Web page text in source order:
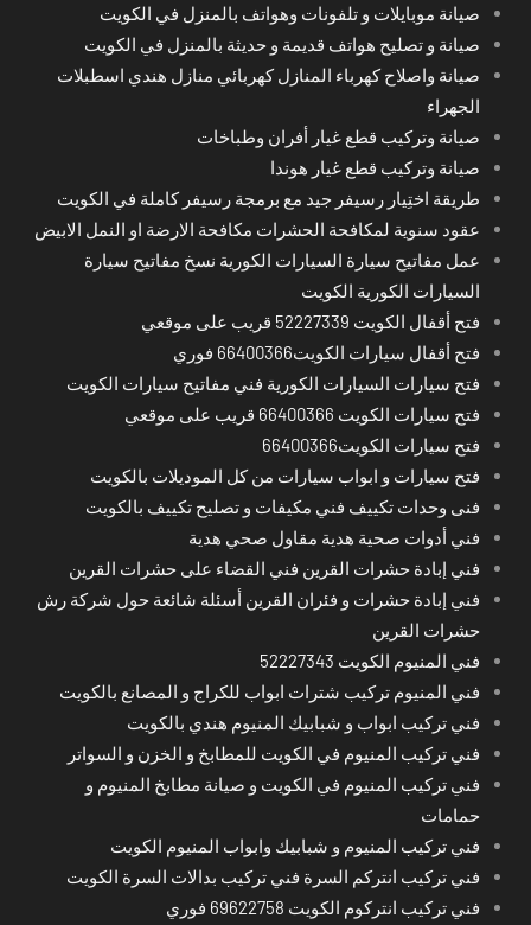
صيانة موبايلات و تلفونات وهواتف بالمنزل في الكويت
صيانة و تصليح هواتف قديمة و حديثة بالمنزل في الكويت
صيانة واصلاح كهرباء المنازل كهربائي منازل هندي اسطبلات
الجهراء
صيانة وتركيب قطع غيار أفران وطباخات
صيانة وتركيب قطع غيار هوندا
طريقة اختِيار رسيفر جيد مع برمجة رسيفر كاملة في الكويت
عقود سنوية لمكافحة الحشرات مكافحة الارضة او النمل الابيض
عمل مفاتيح سيارة السيارات الكورية نسخ مفاتيح سيارة
السيارات الكورية الكويت
فتح أقفال الكويت 52227339 قريب على موقعي
فتح أقفال سيارات الكويت66400366 فوري
فتح سيارات السيارات الكورية فني مفاتيح سيارات الكويت
فتح سيارات الكويت 66400366 قريب على موقعي
فتح سيارات الكويت66400366
فتح سيارات و ابواب سيارات من كل الموديلات بالكويت
فنى وحدات تكييف فني مكيفات و تصليح تكييف بالكويت
فني أدوات صحية هدية مقاول صحي هدية
فني إبادة حشرات القرين فني القضاء على حشرات القرين
فني إبادة حشرات و فئران القرين أسئلة شائعة حول شركة رش
حشرات القرين
فني المنيوم الكويت 52227343
فني المنيوم تركيب شترات ابواب للكراج و المصانع بالكويت
فني تركيب ابواب و شبابيك المنيوم هندي بالكويت
فني تركيب المنيوم في الكويت للمطابخ و الخزن و السواتر
فني تركيب المنيوم في الكويت و صيانة مطابخ المنيوم و
حمامات
فني تركيب المنيوم و شبابيك وابواب المنيوم الكويت
فني تركيب انتركم السرة فني تركيب بدالات السرة الكويت
فني تركيب انتركوم الكويت 69622758 فوري